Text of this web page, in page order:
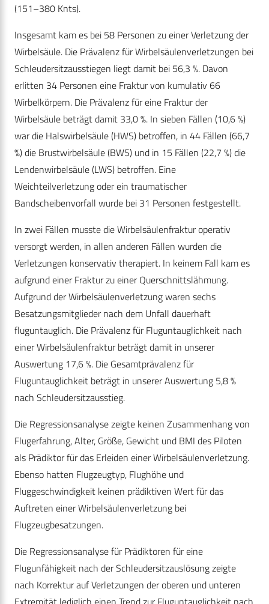
(151–380 Knts).
Insgesamt kam es bei 58 Personen zu einer Verletzung der
Wirbelsäule. Die Prävalenz für Wirbelsäulenverletzungen bei
Schleudersitzausstiegen liegt damit bei 56,3 %. Davon
erlitten 34 Personen eine Fraktur von kumulativ 66
Wirbelkörpern. Die Prävalenz für eine Fraktur der
Wirbelsäule beträgt damit 33,0 %. In sieben Fällen (10,6 %)
war die Halswirbelsäule (HWS) betroffen, in 44 Fällen (66,7
%) die Brustwirbelsäule (BWS) und in 15 Fällen (22,7 %) die
Lendenwirbelsäule (LWS) betroffen. Eine
Weichteilverletzung oder ein traumatischer
Bandscheibenvorfall wurde bei 31 Personen festgestellt.
In zwei Fällen musste die Wirbelsäulenfraktur operativ
versorgt werden, in allen anderen Fällen wurden die
Verletzungen konservativ therapiert. In keinem Fall kam es
aufgrund einer Fraktur zu einer Querschnittslähmung.
Aufgrund der Wirbelsäulenverletzung waren sechs
Besatzungsmitglieder nach dem Unfall dauerhaft
fluguntauglich. Die Prävalenz für Fluguntauglichkeit nach
einer Wirbelsäulenfraktur beträgt damit in unserer
Auswertung 17,6 %. Die Gesamtprävalenz für
Fluguntauglichkeit beträgt in unserer Auswertung 5,8 %
nach Schleudersitzausstieg.
Die Regressionsanalyse zeigte keinen Zusammenhang von
Flugerfahrung, Alter, Größe, Gewicht und BMI des Piloten
als Prädiktor für das Erleiden einer Wirbelsäulenverletzung.
Ebenso hatten Flugzeugtyp, Flughöhe und
Fluggeschwindigkeit keinen prädiktiven Wert für das
Auftreten einer Wirbelsäulenverletzung bei
Flugzeugbesatzungen.
Die Regressionsanalyse für Prädiktoren für eine
Flugunfähigkeit nach der Schleudersitzauslösung zeigte
nach Korrektur auf Verletzungen der oberen und unteren